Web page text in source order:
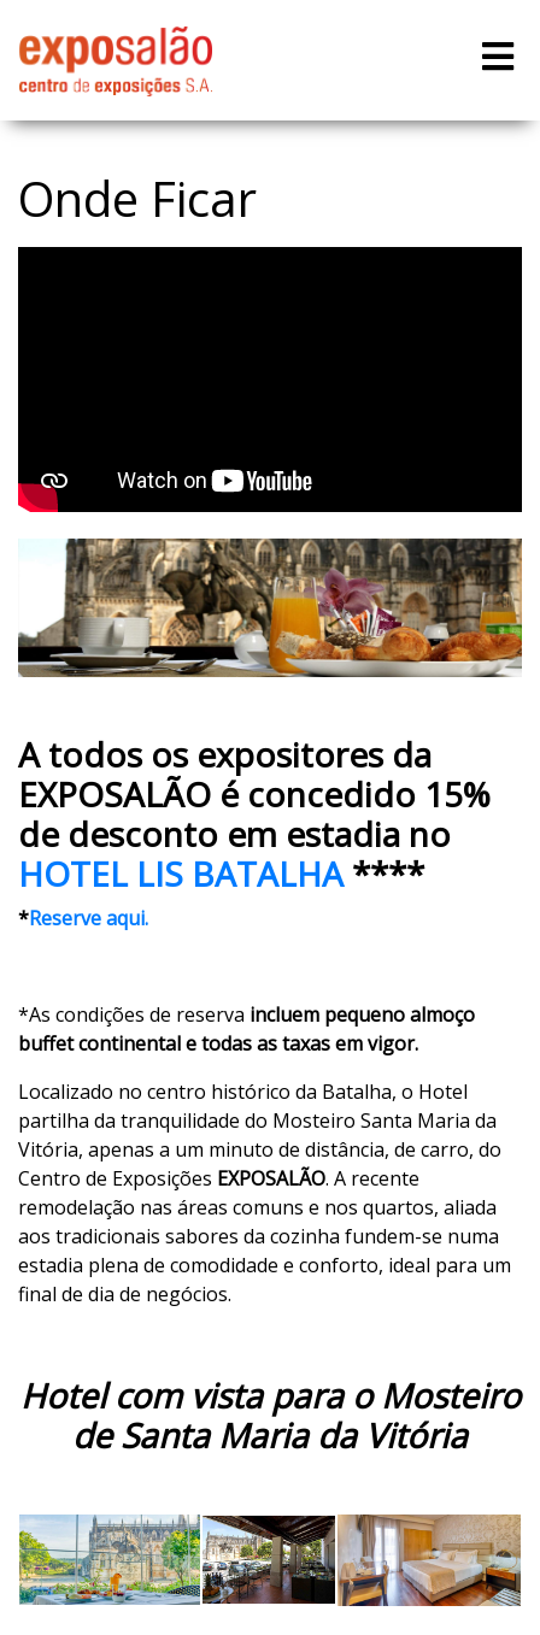
Onde Ficar
A todos os expositores da
EXPOSALÃO é concedido 15%
de desconto em estadia no
HOTEL LIS BATALHA****
*Reserve aqui.
*As condições de reserva incluem pequeno almoço
buffet continental e todas as taxas em vigor.
Localizado no centro histórico da Batalha, o Hotel
partilha da tranquilidade do Mosteiro Santa Maria da
Vitória, apenas a um minuto de distância, de carro, do
Centro de Exposições EXPOSALÃO. A recente
remodelação nas áreas comuns e nos quartos, aliada
aos tradicionais sabores da cozinha fundem-se numa
estadia plena de comodidade e conforto, ideal para um
final de dia de negócios.
Hotel com vista para o Mosteiro
de Santa Maria da Vitória